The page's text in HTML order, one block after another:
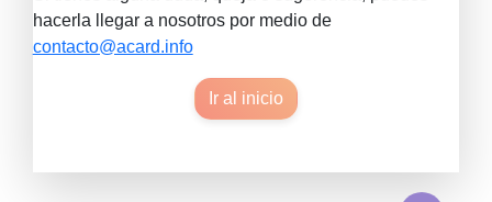
hacerla llegar a nosotros por medio de
contacto@acard.info
Ir al inicio